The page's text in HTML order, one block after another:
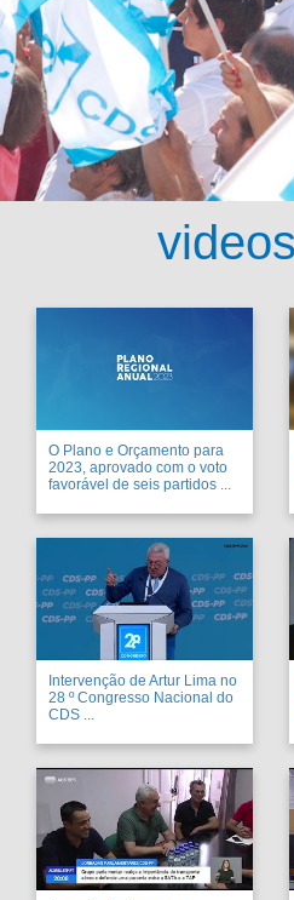
O Plano e Orçamento para
2023, aprovado com o voto
favorável de seis partidos ...
Intervenção de Artur Lima no
28 º Congresso Nacional do
CDS ...